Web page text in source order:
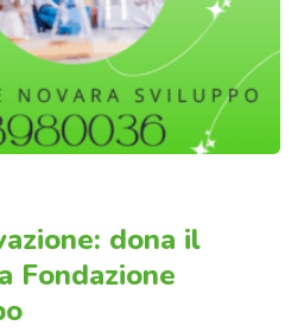
dona il
Fondazione